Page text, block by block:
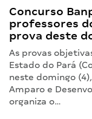
Concurso
professores
prova deste
As provas
Estado do Pará
neste domingo
Amparo e
organiza o…